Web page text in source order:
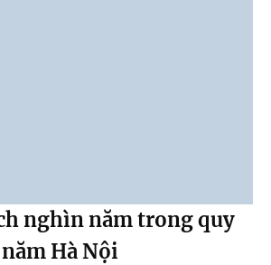
nghìn năm trong quy
Hà Nội